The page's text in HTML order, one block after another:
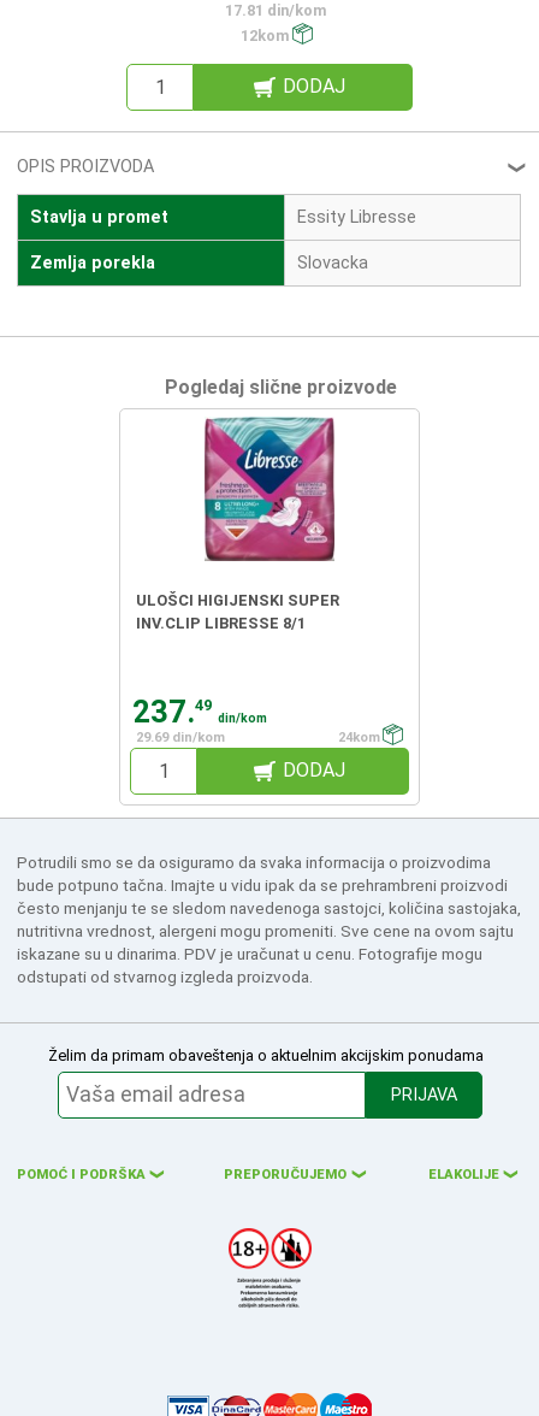
17.81 din/kom
12kom
DODAJ
OPIS PROIZVODA ❮
Stavlja u promet Essity Libresse
Zemlja porekla Slovacka
Pogledaj slične proizvode
ULOŠCI HIGIJENSKI SUPER
INV.CLIP LIBRESSE 8/1
237.49
din/kom
29.69 din/kom
24kom
DODAJ
Potrudili smo se da osiguramo da svaka informacija o proizvodima
bude potpuno tačna. Imajte u vidu ipak da se prehrambreni proizvodi
često menjanju te se sledom navedenoga sastojci, količina sastojaka,
nutritivna vrednost, alergeni mogu promeniti. Sve cene na ovom sajtu
iskazane su u dinarima. PDV je uračunat u cenu. Fotografije mogu
odstupati od stvarnog izgleda proizvoda.
Želim da primam obaveštenja o aktuelnim akcijskim ponudama
PRIJAVA
POMOĆ I PODRŠKA ❮ PREPORUČUJEMO ❮ ELAKOLIJE ❮